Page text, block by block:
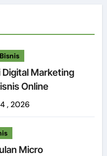
Marketing
Online
, 2026
Micro